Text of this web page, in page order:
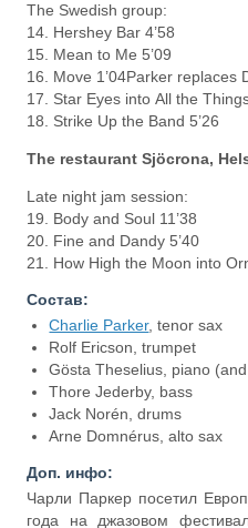
The Swedish group:
14. Hershey Bar 4’58
15. Mean to Me 5’09
16. Move 1’04Parker replaces
17. Star Eyes into All the
18. Strike Up the Band 5’26
The restaurant Sjöcrona,
Late night jam session:
19. Body and Soul 11’38
20. Fine and Dandy 5’40
21. How High the Moon into
Состав:
Charlie Parker, tenor sax
Rolf Ericson, trumpet
Gösta Theselius, piano
Thore Jederby, bass
Jack Norén, drums
Arne Domnérus, alto sax
Доп. инфо:
Чарли Паркер посетил
года на джазовом